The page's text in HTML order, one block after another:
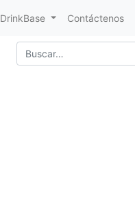
DrinkBase Contáctenos